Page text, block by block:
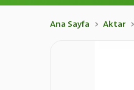
Ana Sayfa Aktar